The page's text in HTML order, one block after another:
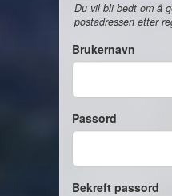
Du vil bli bedt om å
postadressen etter
Brukernavn
Passord
Bekreft passord